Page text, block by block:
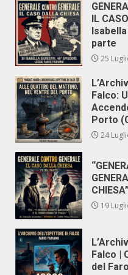
IL
parte
25
Falco:
Porto
24
19
Falco |
del Faro